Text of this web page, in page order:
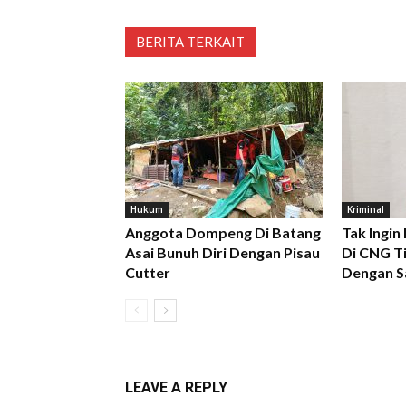
BERITA TERKAIT
Hukum
Anggota Dompeng Di Batang
Asai Bunuh Diri Dengan Pisau
Cutter
Kriminal
Tak Ingin
Di CNG
Dengan
LEAVE A REPLY